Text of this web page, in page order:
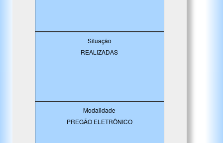
Situação
REALIZADAS
Modalidade
PREGÃO ELETRÔNICO